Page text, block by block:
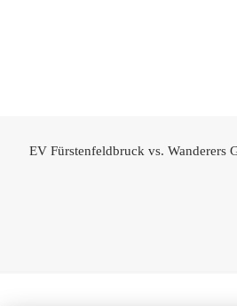
EV Fürstenfeldbruck vs. Wanderers